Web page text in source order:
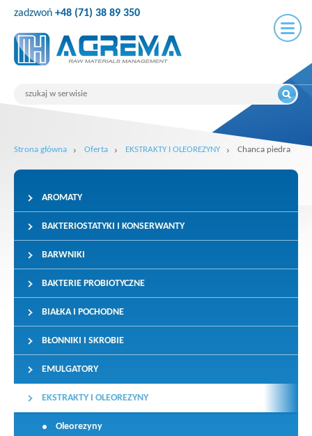
zadzwoń +48 (71) 38 89 350
Strona główna Oferta EKSTRAKTY I OLEOREZYNY Chanca piedra
AROMATY
BAKTERIOSTATYKI I KONSERWANTY
BARWNIKI
BAKTERIE PROBIOTYCZNE
BIAŁKA I POCHODNE
BŁONNIKI I SKROBIE
EMULGATORY
EKSTRAKTY I OLEOREZYNY
Oleorezyny